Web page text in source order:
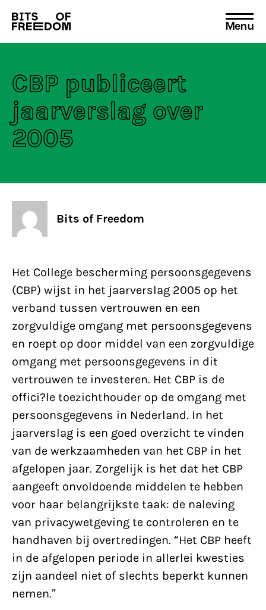
Search
for:
Menu
CBP publiceert
jaarverslag over
2005
Bits of Freedom
Het College bescherming persoonsgegevens
(CBP) wijst in het jaarverslag 2005 op het
verband tussen vertrouwen en een
zorgvuldige omgang met persoonsgegevens
en roept op door middel van een zorgvuldige
omgang met persoonsgegevens in dit
vertrouwen te investeren. Het CBP is de
offici?le toezichthouder op de omgang met
persoonsgegevens in Nederland. In het
jaarverslag is een goed overzicht te vinden
van de werkzaamheden van het CBP in het
afgelopen jaar. Zorgelijk is het dat het CBP
aangeeft onvoldoende middelen te hebben
voor haar belangrijkste taak: de naleving
van privacywetgeving te controleren en te
handhaven bij overtredingen. “Het CBP heeft
in de afgelopen periode in allerlei kwesties
zijn aandeel niet of slechts beperkt kunnen
nemen.”